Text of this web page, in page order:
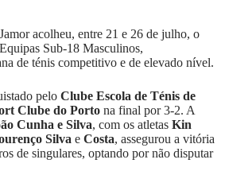
acolheu, entre 21 e 26 de julho, o
Sub-18 Masculinos,
de ténis competitivo e de elevado nível.
pelo Clube Escola de Ténis de
Clube do Porto na final por 3-2. A
Cunha e Silva, com os atletas Kin
Silva e Costa, assegurou a vitória
de singulares, optando por não disputar